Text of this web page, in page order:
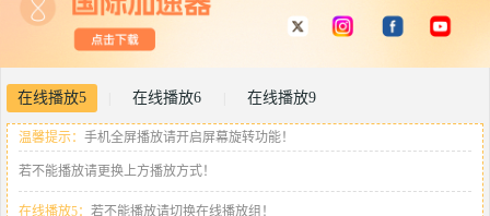
在线播放5 在线播放6 在线播放9
温馨提示： 手机全屏播放请开启屏幕旋转功能！
若不能播放请更换上方播放方式！
在线播放5： 若不能播放请切换在线播放组！